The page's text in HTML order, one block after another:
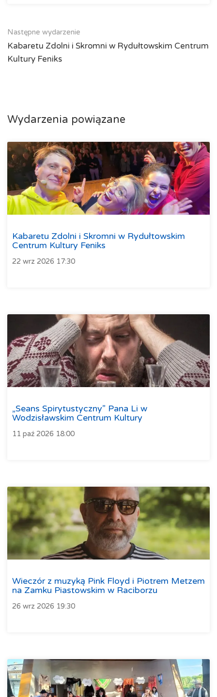
Następne wydarzenie
Kabaretu Zdolni i Skromni w Rydułtowskim Centrum
Kultury Feniks
Wydarzenia powiązane
Kabaretu Zdolni i Skromni w Rydułtowskim
Centrum Kultury Feniks
22 wrz 2026 17:30
„Seans Spirytustyczny” Pana Li w
Wodzisławskim Centrum Kultury
11 paź 2026 18:00
Wieczór z muzyką Pink Floyd i Piotrem Metzem
na Zamku Piastowskim w Raciborzu
26 wrz 2026 19:30